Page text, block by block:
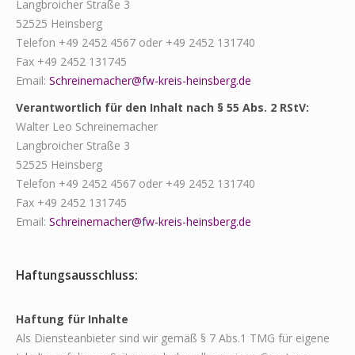
Langbroicher Straße 3
52525 Heinsberg
Telefon +49 2452 4567 oder +49 2452 131740
Fax +49 2452 131745
Email: Schreinemacher@fw-kreis-heinsberg.de
Verantwortlich für den Inhalt nach § 55 Abs. 2 RStV:
Walter Leo Schreinemacher
Langbroicher Straße 3
52525 Heinsberg
Telefon +49 2452 4567 oder +49 2452 131740
Fax +49 2452 131745
Email: Schreinemacher@fw-kreis-heinsberg.de
Haftungsausschluss:
Haftung für Inhalte
Als Diensteanbieter sind wir gemäß § 7 Abs.1 TMG für eigene